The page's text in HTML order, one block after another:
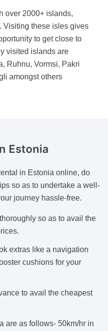
over 2000+ islands,
Visiting these isles gives
to get close to
visited islands are
Ruhnu, Vormsi, Pakri
amongst others
Estonia
in Estonia online, do
so as to undertake a well-
journey hassle-free.
so as to avail the
extras like a navigation
cushions for your
to avail the cheapest
are as follows- 50km/hr in